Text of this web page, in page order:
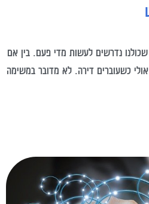
נדרשים לעשות מדי פעם. בין אם
כשעוברים דירה. לא מדובר במשימה